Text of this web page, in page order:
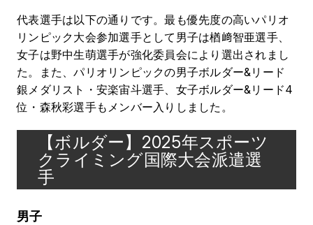
代表選手は以下の通りです。最も優先度の高いパリオ
リンピック大会参加選手として男子は楢﨑智亜選手、
女子は野中生萌選手が強化委員会により選出されまし
た。また、パリオリンピックの男子ボルダー&リード
銀メダリスト・安楽宙斗選手、女子ボルダー&リード4
位・森秋彩選手もメンバー入りしました。
【ボルダー】2025年スポーツ
クライミング国際大会派遣選
手
男子